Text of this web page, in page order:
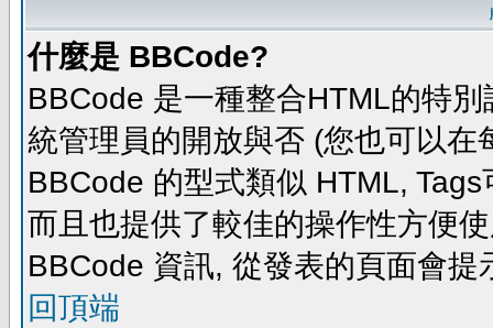
什麼是 BBCode?
BBCode 是一種整合HTML的特
統管理員的開放與否 (您也可以
BBCode 的型式類似 HTML,
而且也提供了較佳的操作性方便
BBCode 資訊, 從發表的頁面會提
回頂端